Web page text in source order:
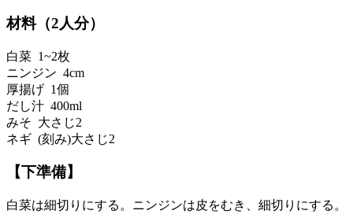
材料（2人分）
白菜 1~2枚
ニンジン 4cm
厚揚げ 1個
だし汁 400ml
みそ 大さじ2
ネギ (刻み)大さじ2
【下準備】
白菜は細切りにする。ニンジンは皮をむき、細切りにする。